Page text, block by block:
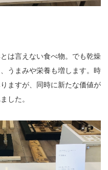
は言えない食べ物。でも乾燥
うまみや栄養も増します。時
ますが、同時に新たな価値が
した。